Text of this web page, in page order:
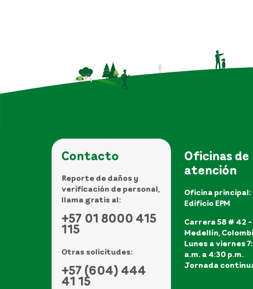
Contacto
Reporte de daños y
verificación de personal,
llama gratis al:
+57 01 8000 415
115
Otras solicitudes:
+57 (604) 444
41 15
Oficinas de
atención
Oficina principal:
Edificio EPM
Carrera 58 # 42 -
Medellín,
Lunes a viernes
a.m. a 4:30 p.m.
Jornada